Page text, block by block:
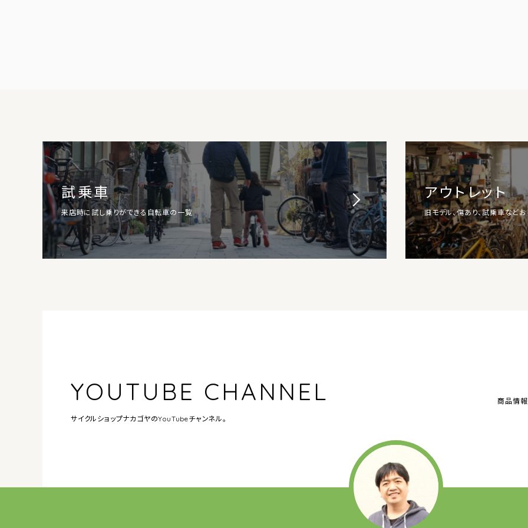
試乗車
来店時に試し乗りができる自転車の一覧
アウトレット
旧モデル、傷あり、試乗車など
YOUTUBE CHANNEL
サイクルショップナカゴヤのYouTubeチャンネル。
商品情報